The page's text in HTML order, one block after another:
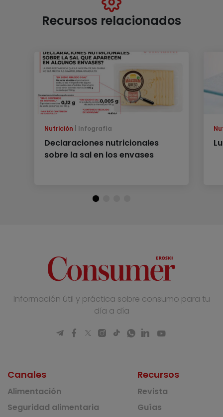
Recursos relacionados
Nutrición Infografía
Declaraciones nutricionales
sobre la sal en los envases
Información útil y práctica sobre consumo para tu
día a día
Canales
Alimentación
Seguridad alimentaria
Recursos
Revista
Guías